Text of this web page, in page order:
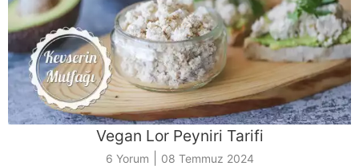
Vegan Lor Peyniri Tarifi
6 Yorum 08 Temmuz 2024